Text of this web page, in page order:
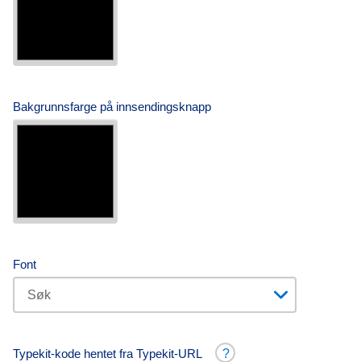
Bakgrunnsfarge på innsendingsknapp
Font
Typekit-kode hentet fra Typekit-URL ?